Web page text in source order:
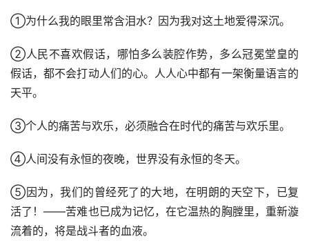
①为什么我的眼里常含泪水？因为我对这土地爱得深沉。
②人民不喜欢假话，哪怕多么装腔作势，多么冠冕堂皇的
假话，都不会打动人们的心。人人心中都有一架衡量语言的
天平。
③个人的痛苦与欢乐，必须融合在时代的痛苦与欢乐里。
④人间没有永恒的夜晚，世界没有永恒的冬天。
⑤因为，我们的曾经死了的大地，在明朗的天空下，已复
活了！——苦难也已成为记忆，在它温热的胸膛里，重新漩
流着的，将是战斗者的血液。